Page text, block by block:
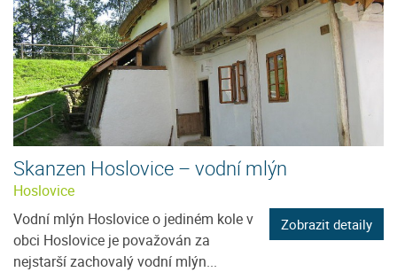
Skanzen Hoslovice – vodní mlýn
Hoslovice
Vodní mlýn Hoslovice o jediném kole v
obci Hoslovice je považován za
nejstarší zachovalý vodní mlýn...
Zobrazit detaily